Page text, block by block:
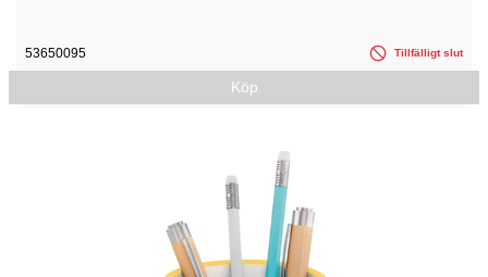
53650095 Tillfälligt slut
Köp